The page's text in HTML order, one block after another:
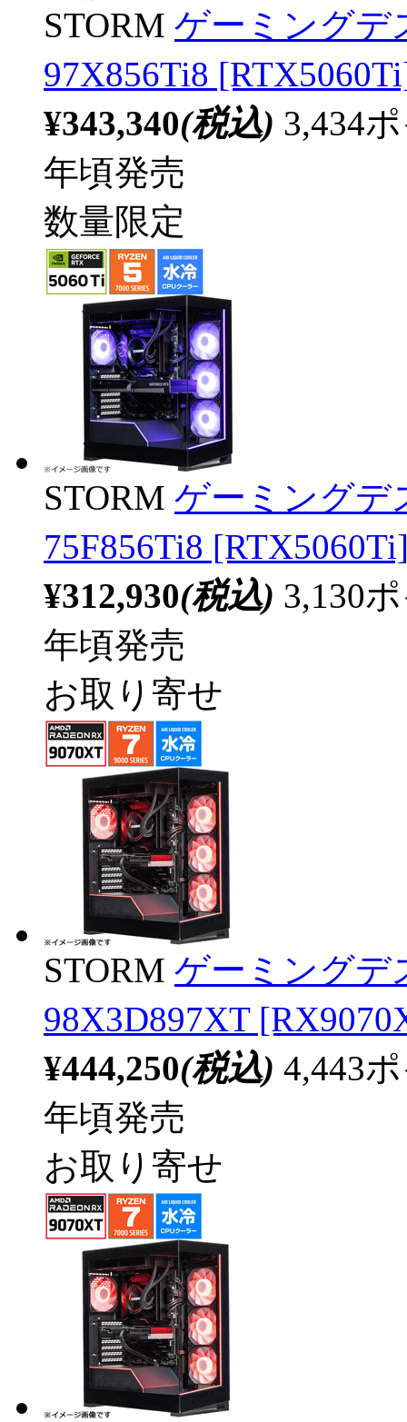
STORM ゲーミングデ
97X856Ti8
¥343,340(税込) 3,434
年頃発売
数量限定
STORM ゲーミングデ
75F856Ti8
¥312,930(税込) 3,130
年頃発売
お取り寄せ
STORM ゲーミングデ
98X3D897XT
¥444,250(税込) 4,443
年頃発売
お取り寄せ